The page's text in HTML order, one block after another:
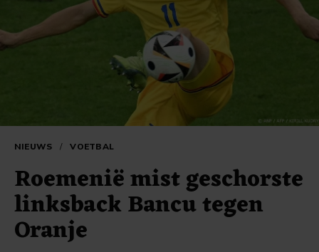
NIEUWS / VOETBAL
Roemenië mist geschorste
linksback Bancu tegen
Oranje